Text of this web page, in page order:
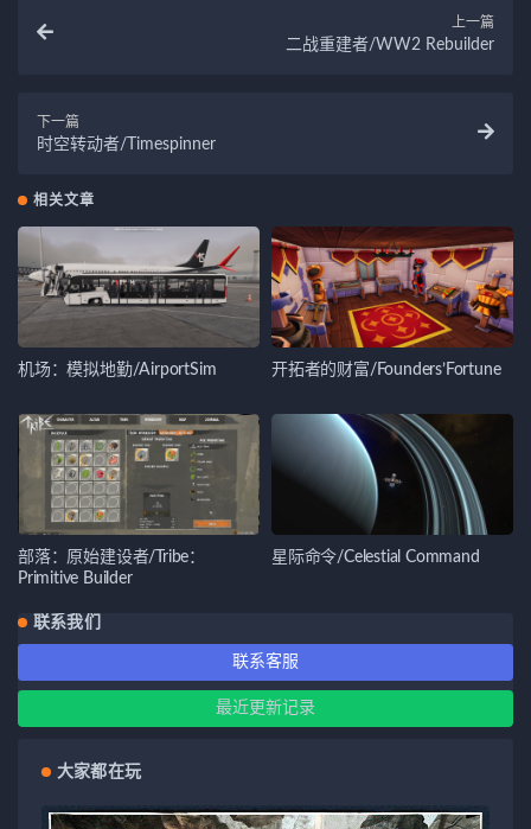
上一篇
二战重建者/WW2 Rebuilder
下一篇
时空转动者/Timespinner
相关文章
机场：模拟地勤/AirportSim 开拓者的财富/Founders’Fortune
部落：原始建设者/Tribe：
Primitive Builder
星际命令/Celestial Command
联系我们
联系客服
最近更新记录
大家都在玩